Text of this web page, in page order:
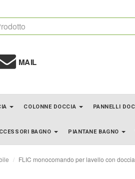
MAIL
COLONNE DOCCIA PANNELLI
BAGNO PIANTANE BAGNO
FLIC monocomando per lavello con